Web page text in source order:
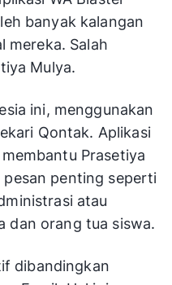
Operasional
Mulya
WA Blaster
banyak kalangan
mereka. Salah
Mulya.
ini, menggunakan
Prasetiya